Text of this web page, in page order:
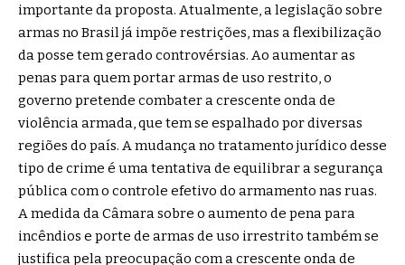
importante da proposta. Atualmente, a legislação sobre
armas no Brasil já impõe restrições, mas a flexibilização
da posse tem gerado controvérsias. Ao aumentar as
penas para quem portar armas de uso restrito, o
governo pretende combater a crescente onda de
violência armada, que tem se espalhado por diversas
regiões do país. A mudança no tratamento jurídico desse
tipo de crime é uma tentativa de equilibrar a segurança
pública com o controle efetivo do armamento nas ruas.
A medida da Câmara sobre o aumento de pena para
incêndios e porte de armas de uso irrestrito também se
justifica pela preocupação com a crescente onda de